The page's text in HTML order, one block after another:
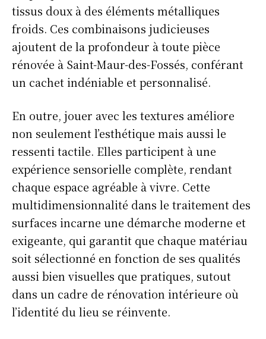
tissus doux à des éléments métalliques
froids. Ces combinaisons judicieuses
ajoutent de la profondeur à toute pièce
rénovée à Saint-Maur-des-Fossés, conférant
un cachet indéniable et personnalisé.
En outre, jouer avec les textures améliore
non seulement l’esthétique mais aussi le
ressenti tactile. Elles participent à une
expérience sensorielle complète, rendant
chaque espace agréable à vivre. Cette
multidimensionnalité dans le traitement des
surfaces incarne une démarche moderne et
exigeante, qui garantit que chaque matériau
soit sélectionné en fonction de ses qualités
aussi bien visuelles que pratiques, sutout
dans un cadre de rénovation intérieure où
l’identité du lieu se réinvente.